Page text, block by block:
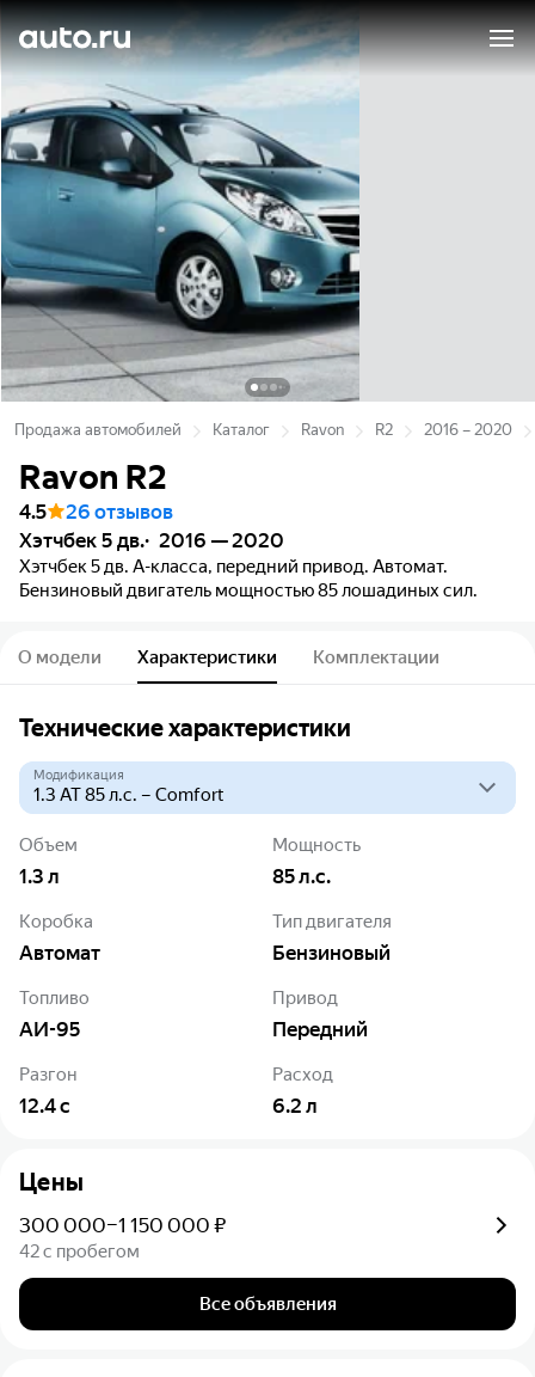
Продажа автомобилей Каталог Ravon R2 2016 – 2020
Ravon R2
4.5
26 отзывов
Хэтчбек 5 дв. 2016 — 2020
Хэтчбек 5 дв. A-класса, передний привод. Автомат.
Бензиновый двигатель мощностью 85 лошадиных сил.
О модели Характеристики Комплектации
Технические характеристики
Модификация
Объем
1.3 л
Мощность
85л.с.
Коробка
Автомат
Тип двигателя
Бензиновый
Топливо
АИ-95
Привод
Передний
Разгон
12.4с
Расход
6.2 л
Цены
300 000–1 150 000 ₽
42 с пробегом
Все объявления